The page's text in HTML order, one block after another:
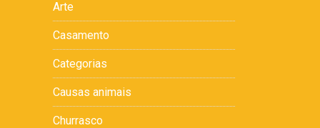
Arte
Casamento
Categorias
Causas animais
Churrasco